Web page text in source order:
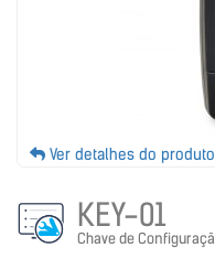
Ver detalhes do produto
KEY-01
Chave de